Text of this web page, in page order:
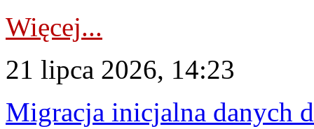
Więcej...
21 lipca 2026, 14:23
Migracja inicjalna danych